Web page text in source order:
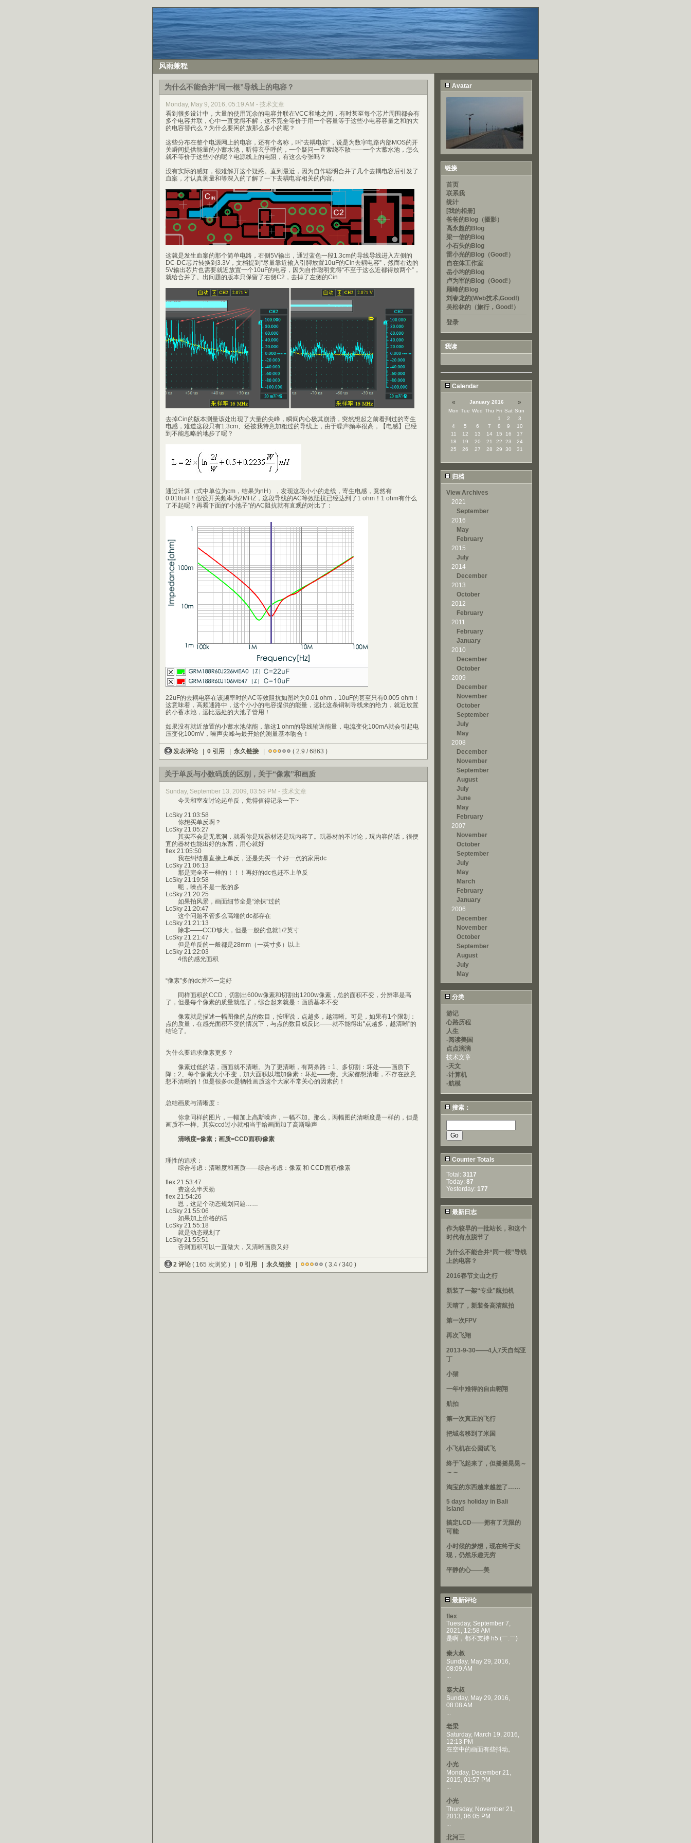
风雨兼程
为什么不能合并“同一根”导线上的电容？
Monday, May 9, 2016, 05:19 AM - 技术文章
看到很多设计中，大量的使用冗余的电容并联在VCC和地之间，有时甚至每个芯片周围都会有
多个电容并联，心中一直觉得不解，这不完全等价于用一个容量等于这些小电容容量之和的大
的电容替代么？为什么要闲的放那么多小的呢？
这些分布在整个电源网上的电容，还有个名称，叫“去耦电容”，说是为数字电路内部MOS的开
关瞬间提供能量的小蓄水池，听得玄乎呼的，一个疑问一直萦绕不散——一个大蓄水池，怎么
就不等价于这些小的呢？电源线上的电阻，有这么夸张吗？
没有实际的感知，很难解开这个疑惑。直到最近，因为自作聪明合并了几个去耦电容后引发了
血案，才认真测量和等深入的了解了一下去耦电容相关的内容。
这就是发生血案的那个简单电路，右侧5V输出，通过蓝色一段1.3cm的导线导线进入左侧的
DC-DC芯片转换到3.3V，文档提到“尽量靠近输入引脚放置10uF的Cin去耦电容”，然而右边的
5V输出芯片也需要就近放置一个10uF的电容，因为自作聪明觉得“不至于这么近都得放两个”，
就给合并了。出问题的版本只保留了右侧C2，去掉了左侧的Cin
去掉Cin的版本测量该处出现了大量的尖峰，瞬间内心极其崩溃，突然想起之前看到过的寄生
电感，难道这段只有1.3cm、还被我特意加粗过的导线上，由于噪声频率很高，【电感】已经
到不能忽略的地步了呢？
通过计算（式中单位为cm，结果为nH），发现这段小小的走线，寄生电感，竟然有
0.018uH！假设开关频率为2MHZ，这段导线的AC等效阻抗已经达到了1 ohm！1 ohm有什么
了不起呢？再看下面的“小池子”的AC阻抗就有直观的对比了：
22uF的去耦电容在该频率时的AC等效阻抗如图约为0.01 ohm，10uF的甚至只有0.005 ohm！
这意味着，高频通路中，这个小小的电容提供的能量，远比这条铜制导线来的给力，就近放置
的小蓄水池，远比远处的大池子管用！
如果没有就近放置的小蓄水池储能，靠这1 ohm的导线输送能量，电流变化100mA就会引起电
压变化100mV，噪声尖峰与最开始的测量基本吻合！
发表评论 0 引用 永久链接 ( 2.9 / 6863 )
关于单反与小数码质的区别，关于“像素”和画质
Sunday, September 13, 2009, 03:59 PM - 技术文章
今天和室友讨论起单反，觉得值得记录一下~
LcSky 21:03:58
你想买单反啊？
LcSky 21:05:27
其实不会是无底洞，就看你是玩器材还是玩内容了。玩器材的不讨论，玩内容的话，很便
宜的器材也能出好的东西，用心就好
flex 21:05:50
我在纠结是直接上单反，还是先买一个好一点的家用dc
LcSky 21:06:13
那是完全不一样的！！！再好的dc也赶不上单反
LcSky 21:19:58
呃，噪点不是一般的多
LcSky 21:20:25
如果拍风景，画面细节全是“涂抹”过的
LcSky 21:20:47
这个问题不管多么高端的dc都存在
LcSky 21:21:13
除非——CCD够大，但是一般的也就1/2英寸
LcSky 21:21:47
但是单反的一般都是28mm（一英寸多）以上
LcSky 21:22:03
4倍的感光面积
“像素”多的dc并不一定好
同样面积的CCD，切割出600w像素和切割出1200w像素，总的面积不变，分辨率是高
了，但是每个像素的质量就低了，综合起来就是：画质基本不变
像素就是描述一幅图像的点的数目，按理说，点越多，越清晰。可是，如果有1个限制：
点的质量，在感光面积不变的情况下，与点的数目成反比——就不能得出"点越多，越清晰"的
结论了。
为什么要追求像素更多？
像素过低的话，画面就不清晰。为了更清晰，有两条路：1、多切割：坏处——画质下
降；2、每个像素大小不变，加大面积以增加像素：坏处——贵。大家都想清晰，不存在故意
想不清晰的！但是很多dc是牺牲画质这个大家不常关心的因素的！
总结画质与清晰度：
你拿同样的图片，一幅加上高斯噪声，一幅不加。那么，两幅图的清晰度是一样的，但是
画质不一样。其实ccd过小就相当于给画面加了高斯噪声
清晰度=像素；画质=CCD面积/像素
理性的追求：
综合考虑：清晰度和画质——综合考虑：像素 和 CCD面积/像素
flex 21:53:47
费这么半天劲
flex 21:54:26
恩，这是个动态规划问题……
LcSky 21:55:06
如果加上价格的话
LcSky 21:55:18
就是动态规划了
LcSky 21:55:51
否则面积可以一直做大，又清晰画质又好
2 评论 ( 165 次浏览 ) | 0 引用 永久链接 ( 3.4 / 340 )
Avatar
链接
首页
联系我
统计
[我的相册]
爸爸的Blog（摄影）
高永超的Blog
梁一信的Blog
小石头的Blog
雷小光的Blog（Good!）
自在体工作室
岳小均的Blog
卢为军的Blog（Good!）
顾峰的Blog
刘春龙的(Web技术,Good!)
吴松林的（旅行，Good!）
登录
我读
Calendar
« January 2016 »
Mon Tue Wed Thu Fri Sat Sun
1
2
3
4
5 6 7 8 9
10
11
12 13 14 15 16
17
18
19 20 21 22 23
24
25
26 27 28 29 30 31
归档
View Archives
2021
September
2016
May
February
2015
July
2014
December
2013
October
2012
February
2011
February
January
2010
December
October
2009
December
November
October
September
July
May
2008
December
November
September
August
July
June
May
February
2007
November
October
September
July
May
March
February
January
2006
December
November
October
September
August
July
May
分类
游记
心路历程
人生
-阅读美国
点点滴滴
技术文章
-天文
-计算机
-航模
搜索：
Counter Totals
Total: 3117
Today: 87
Yesterday: 177
最新日志
作为较早的一批站长，和这个
时代有点脱节了
为什么不能合并“同一根”导线
上的电容？
2016春节文山之行
新装了一架“专业”航拍机
天晴了，新装备高清航拍
第一次FPV
再次飞翔
2013-9-30——4人7天自驾亚
丁
小猫
一年中难得的自由翱翔
航拍
第一次真正的飞行
把域名移到了米国
小飞机在公园试飞
终于飞起来了，但摇摇晃晃～
～～
淘宝的东西越来越差了……
5 days holiday in Bali
Island
搞定LCD——拥有了无限的
可能
小时候的梦想，现在终于实
现，仍然乐趣无穷
平静的心——美
最新评论
flex
Tuesday, September 7,
2021, 12:58 AM
是啊，都不支持 h5 (￣.￣)
秦大叔
Sunday, May 29, 2016,
08:09 AM
...
秦大叔
Sunday, May 29, 2016,
08:08 AM
...
老梁
Saturday, March 19, 2016,
12:13 PM
在空中的画面有些抖动。
小光
Monday, December 21,
2015, 01:57 PM
...
小光
Thursday, November 21,
2013, 06:05 PM
...
北河三